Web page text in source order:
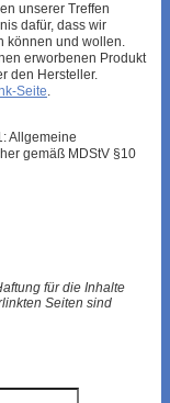
unserer Treffen
dafür, dass wir
können und wollen.
erworbenen Produkt
den Hersteller.
Seite.
Allgemeine
gemäß MDStV §10
für die Inhalte
Seiten sind